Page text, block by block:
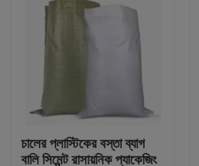
চালের প্লাস্টিকের বস্তা ব্যাগ
বালি সিমেন্ট রাসায়নিক প্যাকেজিং